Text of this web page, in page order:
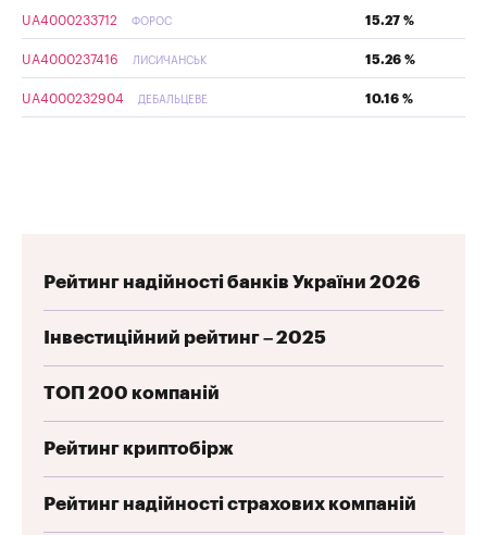
UA4000233712 ФОРОС 15.27 %
UA4000237416 ЛИСИЧАНСЬК 15.26 %
UA4000232904 ДЕБАЛЬЦЕВЕ 10.16 %
Рейтинг надійності банків України 2026
Інвестиційний рейтинг – 2025
ТОП 200 компаній
Рейтинг криптобірж
Рейтинг надійності страхових компаній